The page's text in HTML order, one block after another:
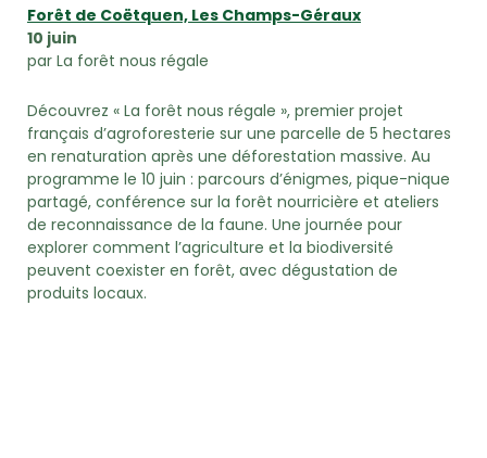
Forêt de Coëtquen, Les Champs-Géraux
10 juin
par La forêt nous régale
Découvrez « La forêt nous régale », premier projet
français d’agroforesterie sur une parcelle de 5 hectares
en renaturation après une déforestation massive. Au
programme le 10 juin : parcours d’énigmes, pique-nique
partagé, conférence sur la forêt nourricière et ateliers
de reconnaissance de la faune. Une journée pour
explorer comment l’agriculture et la biodiversité
peuvent coexister en forêt, avec dégustation de
produits locaux.